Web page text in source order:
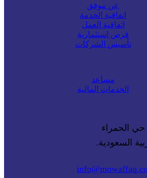
عن موفق
اتفاقية الخدمة
اتفاقية العمل
فرص استثمارية
تأسيس الشركات
مساعد
الخدمات المالية
السعودية.